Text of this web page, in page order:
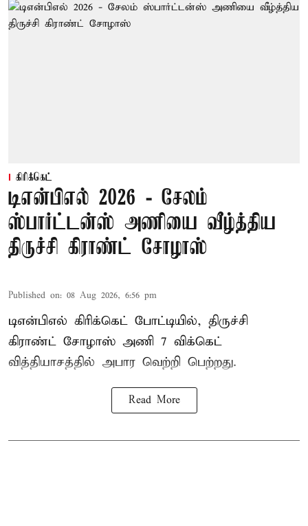
கிரிக்கெட்
டிஎன்பிஎல் 2026 - சேலம்
ஸ்பார்ட்டன்ஸ் அணியை வீழ்த்திய
திருச்சி கிராண்ட் சோழாஸ்
Published on: 08 Aug 2026, 6:56 pm
டிஎன்பிஎல் கிரிக்கெட் போட்டியில், திருச்சி
கிராண்ட் சோழாஸ் அணி 7 விக்கெட்
வித்தியாசத்தில் அபார வெற்றி பெற்றது.
Read More